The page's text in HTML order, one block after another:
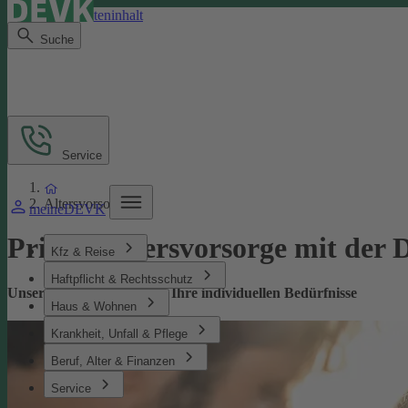
Direkt zum Seiteninhalt
Suche
meineDEVK
Kfz & Reise
Haftpflicht & Rechtsschutz
Haus & Wohnen
Krankheit, Unfall & Pflege
Beruf, Alter & Finanzen
Service
Service
Altersvorsorge
Private­ Altersvorsorge mit der
Unsere Altersvorsorge für Ihre individuellen Bedürfnisse